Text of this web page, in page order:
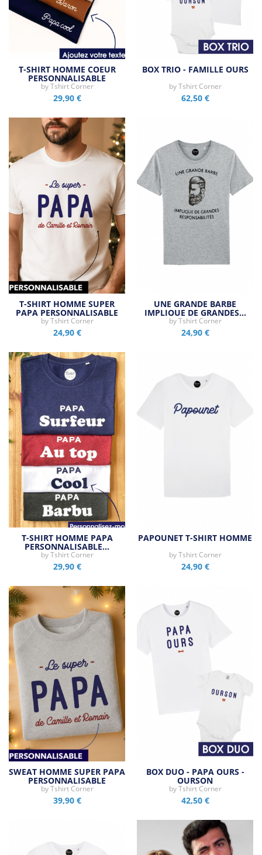
T-SHIRT HOMME COEUR
PERSONNALISABLE
byTshirt Corner
29,90 €
BOX TRIO - FAMILLE OURS
byTshirt Corner
62,50 €
T-SHIRT HOMME SUPER
PAPA PERSONNALISABLE
byTshirt Corner
24,90 €
UNE GRANDE BARBE
IMPLIQUE DE GRANDES…
byTshirt Corner
24,90 €
T-SHIRT HOMME PAPA
PERSONNALISABLE…
byTshirt Corner
29,90 €
PAPOUNET T-SHIRT HOMME
byTshirt Corner
24,90 €
SWEAT HOMME SUPER PAPA
PERSONNALISABLE
byTshirt Corner
39,90 €
BOX DUO - PAPA OURS -
OURSON
byTshirt Corner
42,50 €